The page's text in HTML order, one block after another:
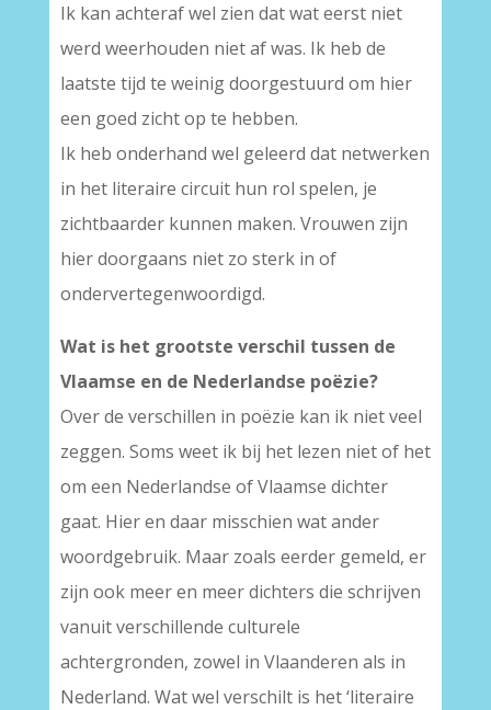
Ik kan achteraf wel zien dat wat eerst niet
werd weerhouden niet af was. Ik heb de
laatste tijd te weinig doorgestuurd om hier
een goed zicht op te hebben.
Ik heb onderhand wel geleerd dat netwerken
in het literaire circuit hun rol spelen, je
zichtbaarder kunnen maken. Vrouwen zijn
hier doorgaans niet zo sterk in of
ondervertegenwoordigd.
Wat is het grootste verschil tussen de
Vlaamse en de Nederlandse poëzie?
Over de verschillen in poëzie kan ik niet veel
zeggen. Soms weet ik bij het lezen niet of het
om een Nederlandse of Vlaamse dichter
gaat. Hier en daar misschien wat ander
woordgebruik. Maar zoals eerder gemeld, er
zijn ook meer en meer dichters die schrijven
vanuit verschillende culturele
achtergronden, zowel in Vlaanderen als in
Nederland. Wat wel verschilt is het ‘literaire